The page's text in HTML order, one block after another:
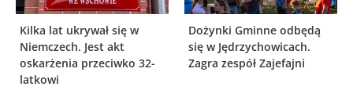
Kilka lat ukrywał się w
Niemczech. Jest akt
oskarżenia przeciwko 32-
latkowi
Dożynki Gminne odbędą
się w Jędrzychowicach.
Zagra zespół Zajefajni